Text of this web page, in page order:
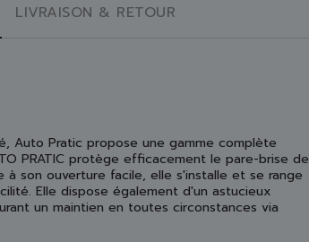
LIVRAISON & RETOUR
Auto Pratic propose une gamme complète
PRATIC protège efficacement le pare-brise de
son ouverture facile, elle s'installe et se range
Elle dispose également d'un astucieux
un maintien en toutes circonstances via